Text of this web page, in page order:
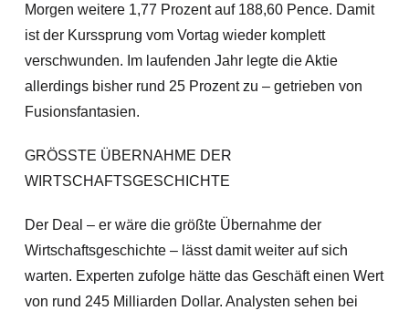
Morgen weitere 1,77 Prozent auf 188,60 Pence. Damit
ist der Kurssprung vom Vortag wieder komplett
verschwunden. Im laufenden Jahr legte die Aktie
allerdings bisher rund 25 Prozent zu – getrieben von
Fusionsfantasien.
GRÖSSTE ÜBERNAHME DER
WIRTSCHAFTSGESCHICHTE
Der Deal – er wäre die größte Übernahme der
Wirtschaftsgeschichte – lässt damit weiter auf sich
warten. Experten zufolge hätte das Geschäft einen Wert
von rund 245 Milliarden Dollar. Analysten sehen bei